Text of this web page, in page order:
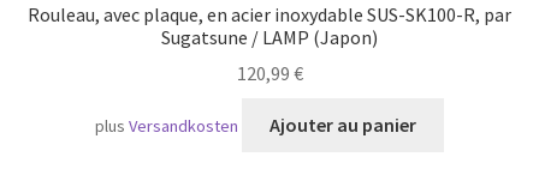
Rouleau, avec plaque, en acier inoxydable SUS-SK100-R, par
Sugatsune / LAMP (Japon)
120,99 €
plusVersandkosten Ajouter au panier